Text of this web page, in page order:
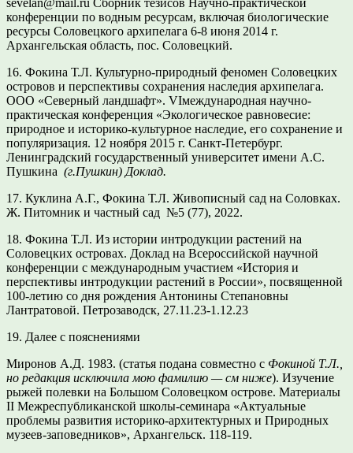
конференции по водным ресурсам, включая биологические
ресурсы Соловецкого архипелага 6-8 июня 2014 г.
Архангельская область, пос. Соловецкий.
16. Фокина Т.Л. Культурно-природный феномен Соловецких
островов и перспективы сохранения наследия архипелага.
ООО «Северный ландшафт». VIмеждународная научно-
практическая конференция «Экологическое равновесие:
природное и историко-культурное наследие, его сохранение и
популяризация. 12 ноября 2015 г. Санкт-Петербург.
Ленинградский государственный университет имени А.С.
Пушкина (г.Пушкин) Доклад.
17. Куклина А.Г., Фокина Т.Л. Живописный сад на Соловках.
Ж. Питомник и частный сад №5 (77), 2022.
18. Фокина Т.Л. Из истории интродукции растений на
Соловецких островах. Доклад на Всероссийской научной
конференции с международным участием «История и
перспективы интродукции растений в России», посвященной
100-летию со дня рождения Антонины Степановны
Лантратовой. Петрозаводск, 27.11.23-1.12.23
19. Далее с пояснениями
Миронов А.Д. 1983. (статья подана совместно с Фокиной Т.Л.,
но редакция исключила мою фамилию — см ниже). Изучение
рыжей полевки на Большом Соловецком ост­рове. Материалы
II Межреспубликанской школы-семинара «Актуальные
проблемы развития историко-архитектурных и Природных
музеев-заповедников», Архангельск. 118-119.